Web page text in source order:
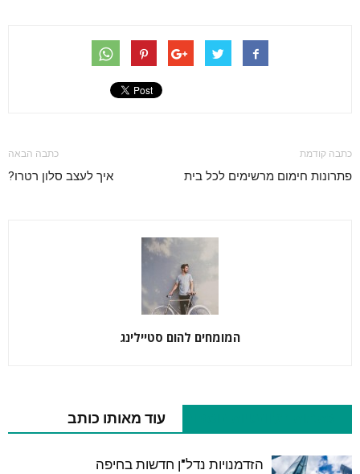
כתבה קודמת
פתרונות חימום מרשימים לכל בית
כתבה הבאה
איך לעצב סלון רטרו?
המומחים להום סטיילינג
עוד מאותו כותב
הזדמנויות נדל"ן חדשות בחיפה